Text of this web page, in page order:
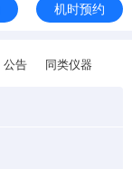
机时预约
公告 同类仪器